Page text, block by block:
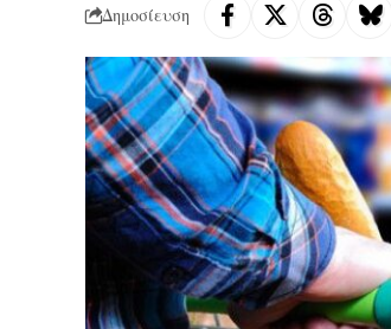
Δημοσίευση